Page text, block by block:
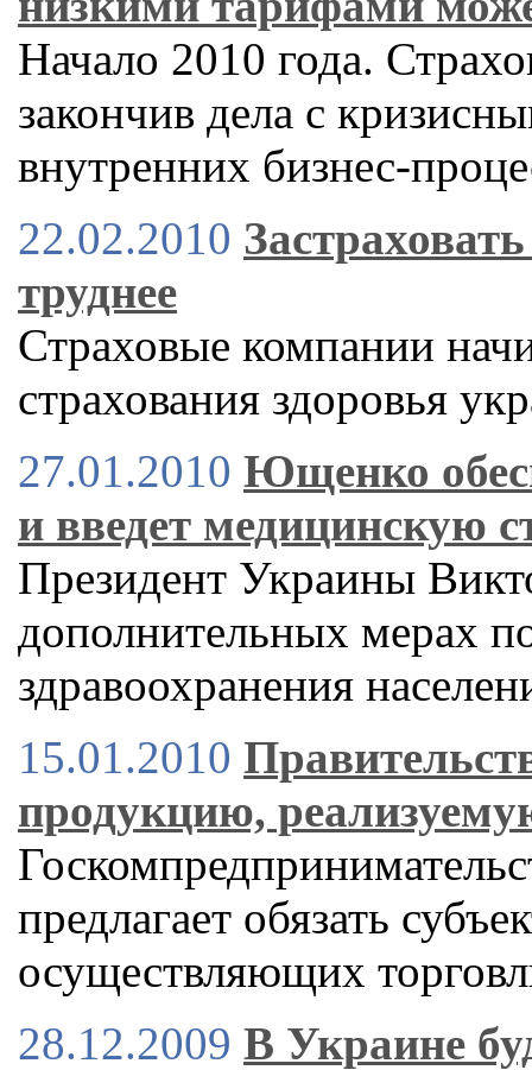
Начало 2010 года.
закончив дела с
внутренних бизнес-
22.02.2010
труднее
Страховые компании
страхования здоровья
27.01.2010 Ющенко
и введет медицинскую
Президент Украины
дополнительных мерах
здравоохранения
15.01.2010
продукцию,
предлагает обязать
осуществляющих
28.12.2009 В Украине